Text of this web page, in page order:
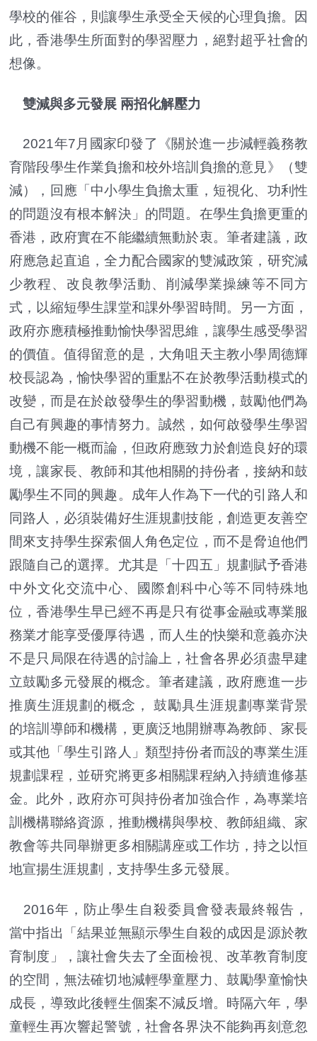
學校的催谷，則讓學生承受全天候的心理負擔。因
此，香港學生所面對的學習壓力，絕對超乎社會的
想像。
雙減與多元發展 兩招化解壓力
2021年7月國家印發了《關於進一步減輕義務教
育階段學生作業負擔和校外培訓負擔的意見》（雙
減），回應「中小學生負擔太重，短視化、功利性
的問題沒有根本解決」的問題。在學生負擔更重的
香港，政府實在不能繼續無動於衷。筆者建議，政
府應急起直追，全力配合國家的雙減政策，研究減
少教程、改良教學活動、削減學業操練等不同方
式，以縮短學生課堂和課外學習時間。另一方面，
政府亦應積極推動愉快學習思維，讓學生感受學習
的價值。值得留意的是，大角咀天主教小學周德輝
校長認為，愉快學習的重點不在於教學活動模式的
改變，而是在於啟發學生的學習動機，鼓勵他們為
自己有興趣的事情努力。誠然，如何啟發學生學習
動機不能一概而論，但政府應致力於創造良好的環
境，讓家長、教師和其他相關的持份者，接納和鼓
勵學生不同的興趣。成年人作為下一代的引路人和
同路人，必須裝備好生涯規劃技能，創造更友善空
間來支持學生探索個人角色定位，而不是脅迫他們
跟隨自己的選擇。尤其是「十四五」規劃賦予香港
中外文化交流中心、國際創科中心等不同特殊地
位，香港學生早已經不再是只有從事金融或專業服
務業才能享受優厚待遇，而人生的快樂和意義亦決
不是只局限在待遇的討論上，社會各界必須盡早建
立鼓勵多元發展的概念。筆者建議，政府應進一步
推廣生涯規劃的概念， 鼓勵具生涯規劃專業背景
的培訓導師和機構，更廣泛地開辦專為教師、家長
或其他「學生引路人」類型持份者而設的專業生涯
規劃課程，並研究將更多相關課程納入持續進修基
金。此外，政府亦可與持份者加強合作，為專業培
訓機構聯絡資源，推動機構與學校、教師組織、家
教會等共同舉辦更多相關講座或工作坊，持之以恒
地宣揚生涯規劃，支持學生多元發展。
2016年，防止學生自殺委員會發表最終報告，
當中指出「結果並無顯示學生自殺的成因是源於教
育制度」，讓社會失去了全面檢視、改革教育制度
的空間，無法確切地減輕學童壓力、鼓勵學童愉快
成長，導致此後輕生個案不減反增。時隔六年，學
童輕生再次響起警號，社會各界決不能夠再刻意忽